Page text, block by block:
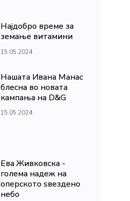
Најдобро време за
земање витамини
15.05.2024
Нашата Ивана Манас
блесна во новата
кампања на D&G
15.05.2024
Ева Живковска -
голема надеж на
оперското ѕвездено
небо